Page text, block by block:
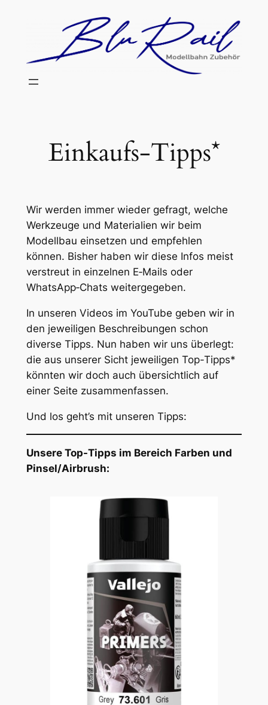
Einkaufs-Tipps*
Wir werden immer wieder gefragt, welche
Werkzeuge und Materialien wir beim
Modellbau einsetzen und empfehlen
können. Bisher haben wir diese Infos meist
verstreut in einzelnen E‑Mails oder
WhatsApp‑Chats weitergegeben.
In unseren Videos im YouTube geben wir in
den jeweiligen Beschreibungen schon
diverse Tipps. Nun haben wir uns überlegt:
die aus unserer Sicht jeweiligen Top-Tipps*
könnten wir doch auch übersichtlich auf
einer Seite zusammenfassen.
Und los geht’s mit unseren Tipps:
Unsere Top-Tipps im Bereich Farben und
Pinsel/Airbrush: